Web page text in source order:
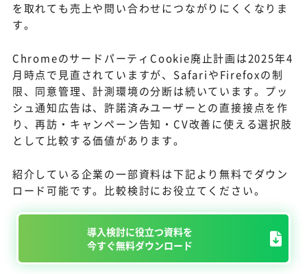
を取れても売上や問い合わせにつながりにくくなりま
す。
ChromeのサードパーティCookie廃止計画は2025年4
月時点で見直されていますが、SafariやFirefoxの制
限、同意管理、計測環境の分断は続いています。プッ
シュ通知広告は、許諾済みユーザーとの直接接点を作
り、再訪・キャンペーン告知・CV改善に使える選択肢
として比較する価値があります。
紹介している企業の一部資料は下記より無料でダウン
ロード可能です。比較検討にお役立てください。
導入検討に役立つ資料を
今すぐ無料ダウンロード